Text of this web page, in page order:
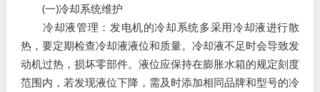
(一)冷却系统维护​
冷却液管理：发电机的冷却系统多采用冷却液进行散
热，要定期检查冷却液液位和质量。冷却液不足时会导致发
动机过热，损坏零部件。液位应保持在膨胀水箱的规定刻度
范围内，若发现液位下降，需及时添加相同品牌和型号的冷